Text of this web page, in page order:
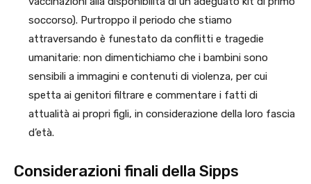
soccorso). Purtroppo il periodo che stiamo
attraversando è funestato da conflitti e tragedie
umanitarie: non dimentichiamo che i bambini sono
sensibili a immagini e contenuti di violenza, per cui
spetta ai genitori filtrare e commentare i fatti di
attualità ai propri figli, in considerazione della loro fascia
d’età.
Considerazioni finali della Sipps